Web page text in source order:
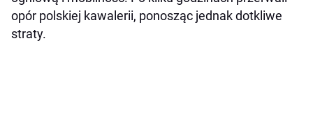
opór polskiej kawalerii, ponosząc jednak dotkliwe
straty.